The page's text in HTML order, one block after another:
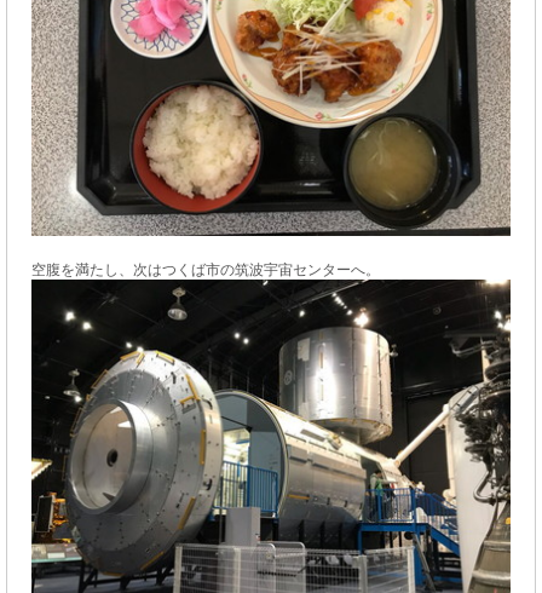
空腹を満たし、次はつくば市の筑波宇宙センターへ。